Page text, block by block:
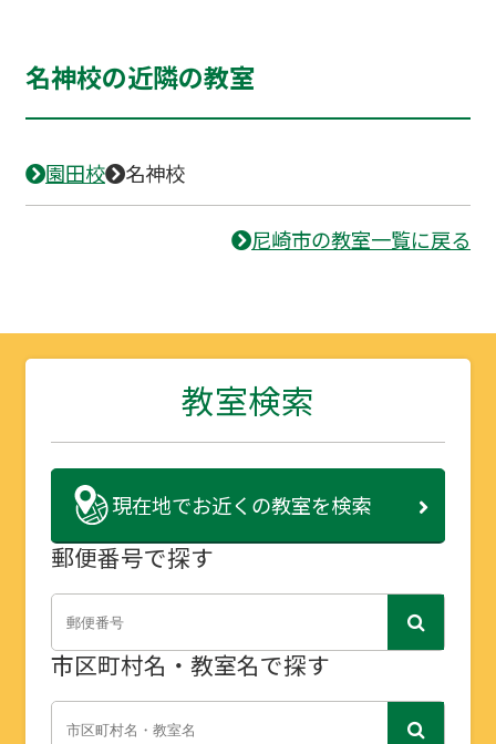
名神校の近隣の教室
園田校 名神校
尼崎市の教室一覧に戻る
教室検索
現在地でお近くの教室を検索
郵便番号で探す
市区町村名・教室名で探す